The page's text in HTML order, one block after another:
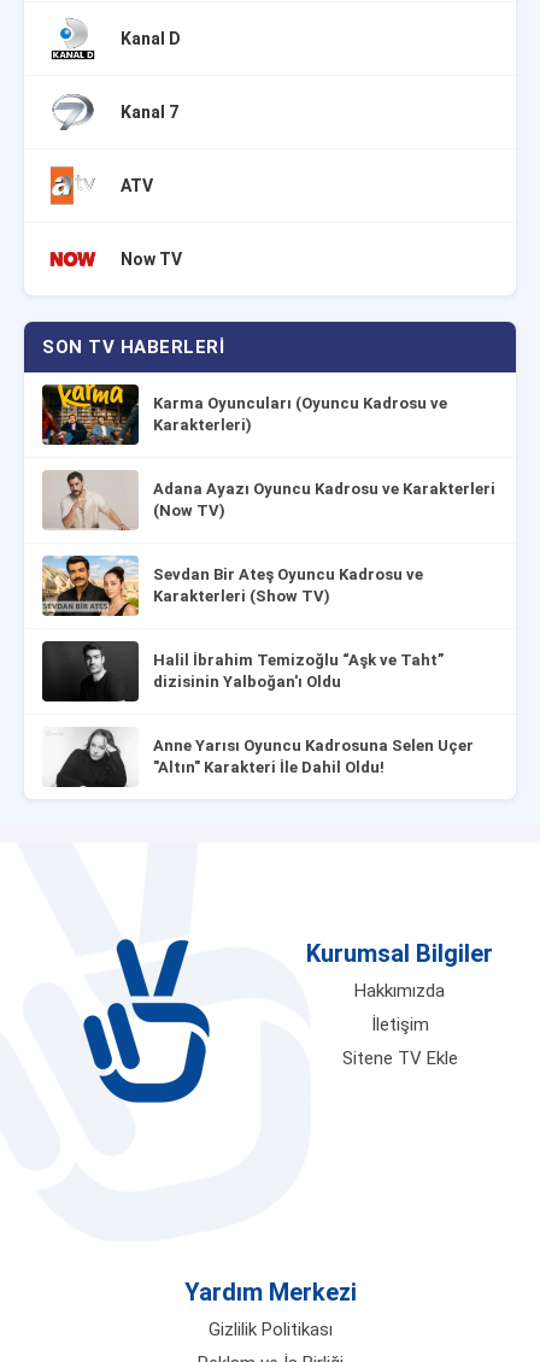
Kanal D
Kanal 7
ATV
Now TV
SON TV HABERLERI
Karma Oyuncuları (Oyuncu Kadrosu ve
Karakterleri)
Adana Ayazı Oyuncu Kadrosu ve Karakterleri
(Now TV)
Sevdan Bir Ateş Oyuncu Kadrosu ve
Karakterleri (Show TV)
Halil İbrahim Temizoğlu “Aşk ve Taht”
dizisinin Yalboğan'ı Oldu
Anne Yarısı Oyuncu Kadrosuna Selen Uçer
"Altın" Karakteri İle Dahil Oldu!
Kurumsal Bilgiler
Hakkımızda
İletişim
Sitene TV Ekle
Yardım Merkezi
Gizlilik Politikası